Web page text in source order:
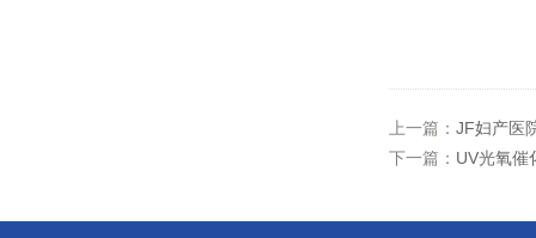
上一篇： JF妇产医
下一篇： UV光氧催